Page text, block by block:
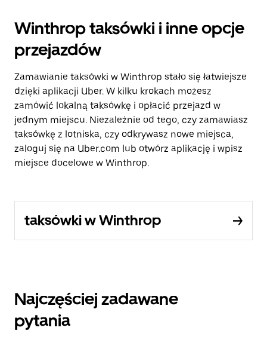
Winthrop taksówki i inne opcje
przejazdów
Zamawianie taksówki w Winthrop stało się łatwiejsze
dzięki aplikacji Uber. W kilku krokach możesz
zamówić lokalną taksówkę i opłacić przejazd w
jednym miejscu. Niezależnie od tego, czy zamawiasz
taksówkę z lotniska, czy odkrywasz nowe miejsca,
zaloguj się na Uber.com lub otwórz aplikację i wpisz
miejsce docelowe w Winthrop.
taksówki w Winthrop
Najczęściej zadawane
pytania